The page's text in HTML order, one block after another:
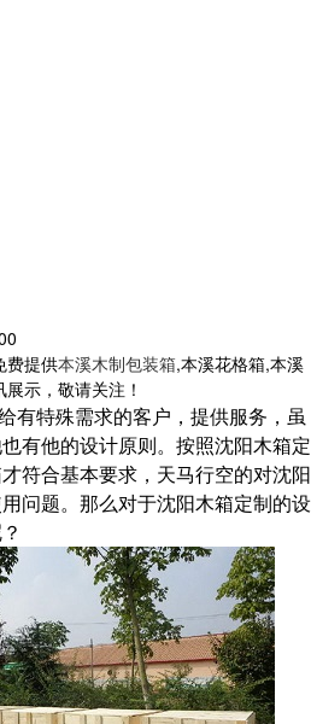
费提供本溪木制包装箱,本溪花格箱,本溪
示，敬请关注！
有特殊需求的客户，提供服务，虽
也有他的设计原则。按照沈阳木箱定
符合基本要求，天马行空的对沈阳
问题。那么对于沈阳木箱定制的设